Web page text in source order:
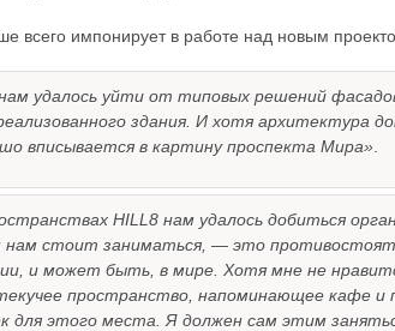
всего импонирует в работе над новым
удалось уйти от типовых решений
здания. И хотя архитектура
вписывается в картину проспекта Мира»
HILL8 нам удалось добиться
нам стоит заниматься, — это
и может быть, в мире. Хотя мне не
пространство, напоминающее кафе и
для этого места. Я должен сам этим